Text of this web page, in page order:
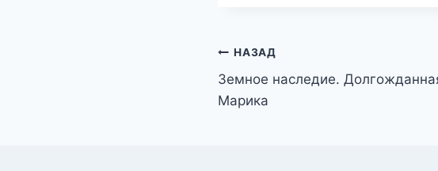
Навигация
по
НАЗАД
Земное наследие.
Марика